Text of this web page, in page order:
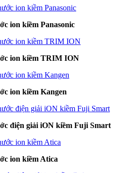
ion kiềm Panasonic
ion kiềm TRIM ION
ion kiềm Kangen
điện giải iON kiềm Fuji Smart
ion kiềm Atica